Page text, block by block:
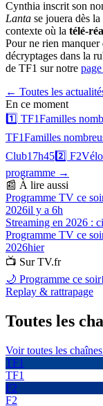
Cynthia inscrit son
Lanta se jouera dès
contexte où la télé-
Pour ne rien manquer
décryptages dans la
de TF1 sur notre
← Toutes les
En ce moment
1️⃣ TF1Familles
TF1Familles
Club17h452️⃣ F2
programme →
📰 À lire aussi
Programme TV ce
2026il y a 6h
Streaming en 2026 :
Programme TV ce
2026hier
📺 Sur TV.fr
🌙 Programme ce soir
Replay & rattrapage
Toutes les
Voir toutes les
TF1
TF1
F2
F2